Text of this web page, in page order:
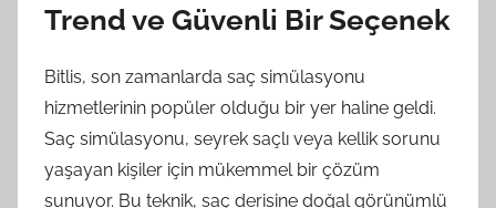
Trend ve Güvenli Bir Seçenek
Bitlis, son zamanlarda saç simülasyonu
hizmetlerinin popüler olduğu bir yer haline geldi.
Saç simülasyonu, seyrek saçlı veya kellik sorunu
yaşayan kişiler için mükemmel bir çözüm
sunuyor. Bu teknik, saç derisine doğal görünümlü